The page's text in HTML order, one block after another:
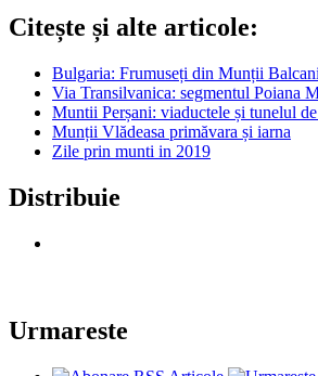
Citește și alte articole:
Bulgaria: Frumuseți din Munții
Via Transilvanica: segmentul Poiana
Muntii Perșani: viaductele și tunelul
Munții Vlădeasa primăvara și iarna
Zile prin munti in 2019
Distribuie
Urmareste